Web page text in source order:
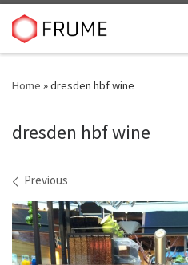
Skip to content
Home »dresden hbf wine
dresden hbf wine
Images navigation
Previous